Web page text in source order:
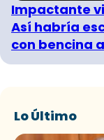
Impactante
Así habría
con bencina
Lo Último